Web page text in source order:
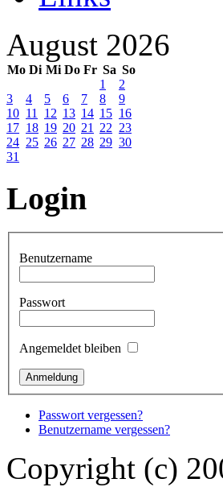
August 2026
Mo Di Mi Do Fr Sa So
1
2
3
4 5 6 7 8
9
10 11 12 13 14 15 16
17 18 19 20 21 22 23
24 25 26 27 28 29 30
31
Login
Benutzername
Passwort
Angemeldet bleiben
Passwort vergessen?
Benutzername vergessen?
Copyright (c)